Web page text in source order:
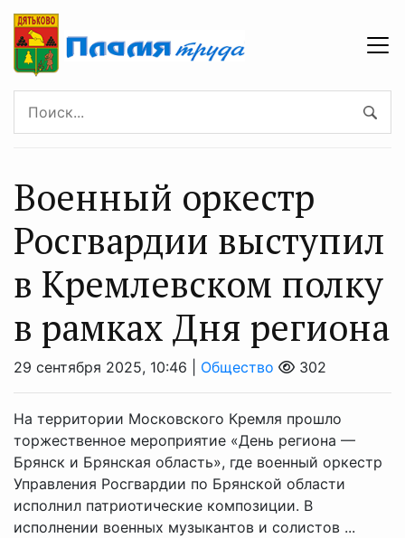
Военный оркестр
Росгвардии выступил
в Кремлевском полку
в рамках Дня региона
29 сентября 2025, 10:46 | Общество 302
На территории Московского Кремля прошло
торжественное мероприятие «День региона —
Брянск и Брянская область», где военный оркестр
Управления Росгвардии по Брянской области
исполнил патриотические композиции. В
исполнении военных музыкантов и солистов ...